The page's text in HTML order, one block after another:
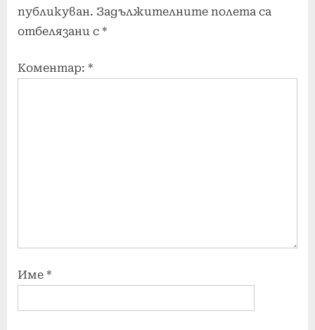
публикуван. Задължителните полета са
отбелязани с *
Коментар: *
Име *